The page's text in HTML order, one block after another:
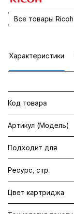
Все товары Ricoh
Характеристики
Код товара
Артикул (Модель)
Подходит для
Ресурс, стр.
Цвет картриджа